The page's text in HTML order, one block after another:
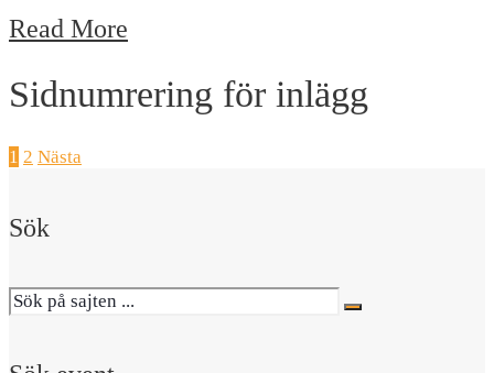
Read More
Sidnumrering för inlägg
1 2 Nästa
Sök